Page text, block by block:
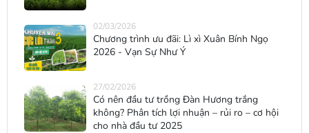
02/03/2026
Chương trình ưu đãi: Lì xì Xuân Bính Ngọ
2026 - Vạn Sự Như Ý
27/02/2026
Có nên đầu tư trồng Đàn Hương trắng
không? Phân tích lợi nhuận – rủi ro – cơ hội
cho nhà đầu tư 2025